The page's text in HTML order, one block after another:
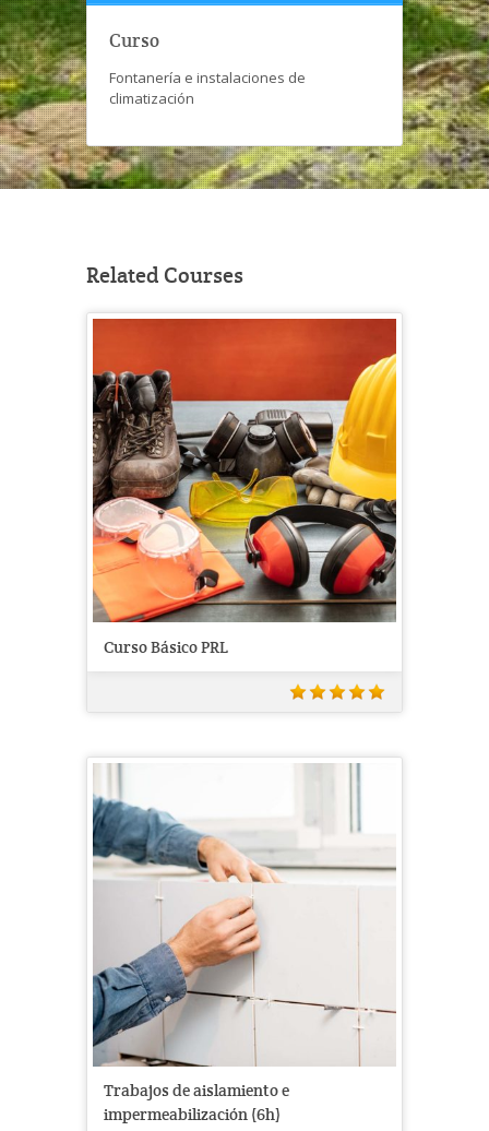
Curso
Fontanería e instalaciones de
climatización
Related Courses
Curso Básico PRL
Trabajos de aislamiento e
impermeabilización (6h)